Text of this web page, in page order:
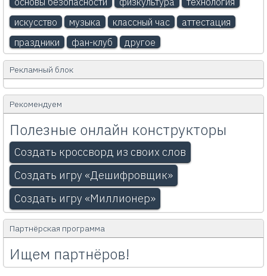
искусство
музыка классный час
аттестация
праздники
фан-клуб другое
Рекламный блок
Рекомендуем
Полезные онлайн конструкторы
Создать кроссворд из своих слов
Создать игру «Дешифровщик»
Создать игру «Миллионер»
Партнёрская программа
Ищем партнёров!